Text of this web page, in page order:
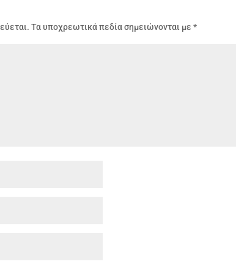
Τα υποχρεωτικά πεδία σημειώνονται με*